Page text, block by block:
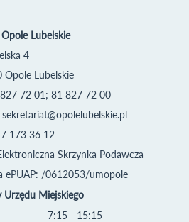
Lubelskie
4
Opole Lubelskie
72 01; 81 827 72 00
sekretariat@opolelubelskie.pl
173 36 12
Skrzynka Podawcza
ePUAP: /0612053/umopole
Urzędu Miejskiego
7:15 - 15:15